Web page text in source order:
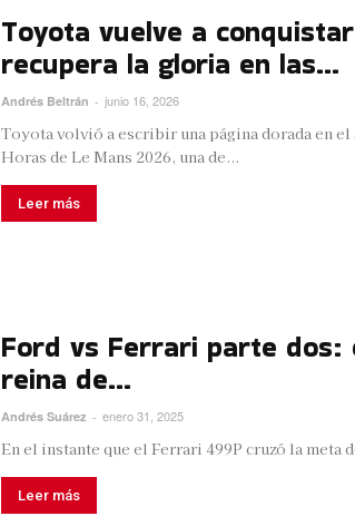
Toyota vuelve a
recupera la gloria en las...
Andrés Beltrán - junio 16, 2026
Toyota volvió a escribir una página dorada en
Horas de Le Mans 2026, una de...
Leer más
Ford vs Ferrari parte dos:
reina de...
Andrés Suárez - enero 31, 2025
En el instante que el Ferrari 499P cruzó la meta
Leer más